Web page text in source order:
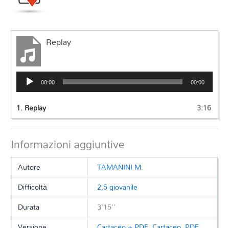
Replay
Audio
Player 00:00 00:00
1.Replay 3:16
Informazioni aggiuntive
Autore
TAMANINI M.
Difficoltà
2,5 giovanile
Durata
3'15''